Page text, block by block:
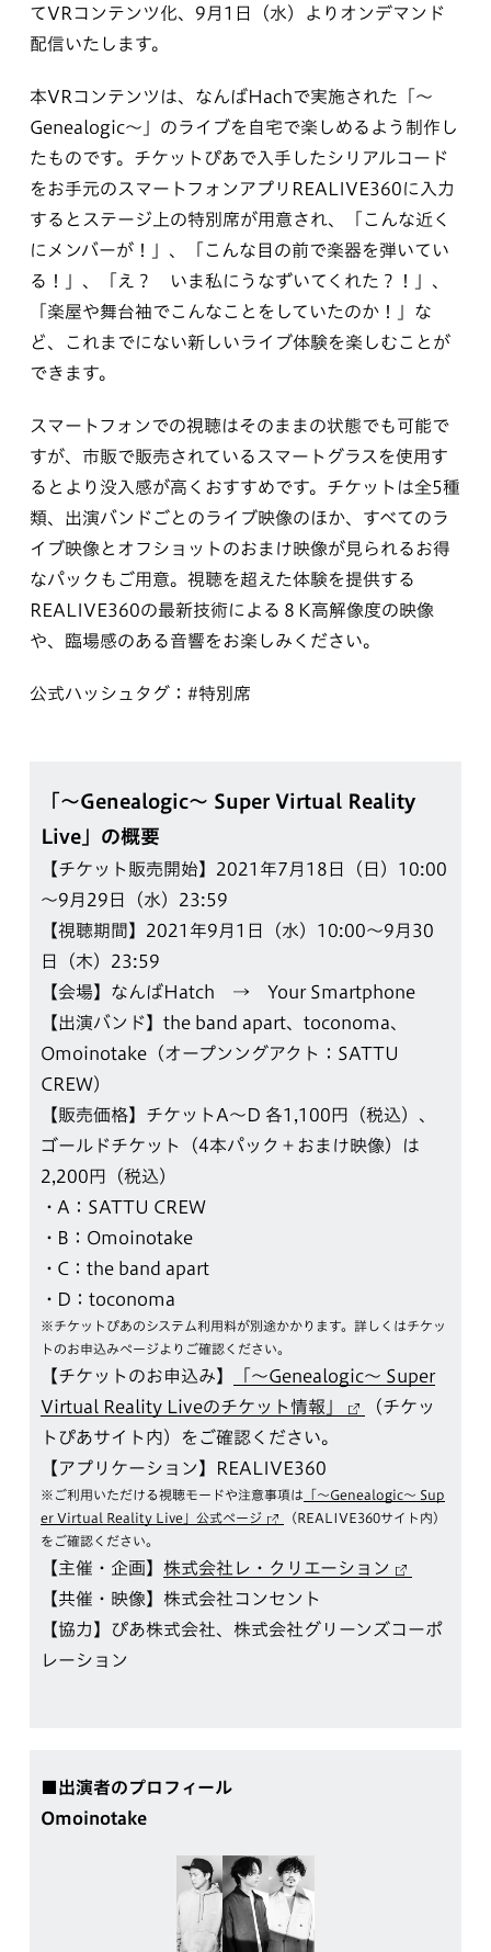
てVRコンテンツ化、9月1日（水）よりオンデマンド
配信いたします。
本VRコンテンツは、なんばHachで実施された「～
Genealogic～」のライブを自宅で楽しめるよう制作し
たものです。チケットぴあで入手したシリアルコード
をお手元のスマートフォンアプリREALIVE360に入力
するとステージ上の特別席が用意され、「こんな近く
にメンバーが！」、「こんな目の前で楽器を弾いてい
る！」、「え？ いま私にうなずいてくれた？！」、
「楽屋や舞台袖でこんなことをしていたのか！」な
ど、これまでにない新しいライブ体験を楽しむことが
できます。
スマートフォンでの視聴はそのままの状態でも可能で
すが、市販で販売されているスマートグラスを使用す
るとより没入感が高くおすすめです。チケットは全5種
類、出演バンドごとのライブ映像のほか、すべてのラ
イブ映像とオフショットのおまけ映像が見られるお得
なパックもご用意。視聴を超えた体験を提供する
REALIVE360の最新技術による８K高解像度の映像
や、臨場感のある音響をお楽しみください。
公式ハッシュタグ：#特別席
「～Genealogic～ Super Virtual Reality
Live」の概要
【チケット販売開始】2021年7月18日（日）10:00
～9月29日（水）23:59
【視聴期間】2021年9月1日（水）10:00〜9月30
日（木）23:59
【会場】なんばHatch → Your Smartphone
【出演バンド】the band apart、toconoma、
Omoinotake（オープンングアクト：SATTU
CREW）
【販売価格】チケットA〜D 各1,100円（税込）、
ゴールドチケット（4本パック＋おまけ映像）は
2,200円（税込）
A：SATTU CREW
B：Omoinotake
C：the band apart
D：toconoma
※チケットぴあのシステム利用料が別途かかります。詳しくはチケッ
トのお申込みページよりご確認ください。
【チケットのお申込み】
「～Genealogic～ Super
Virtual Reality Liveのチケット情報」
（チケッ
トぴあサイト内）をご確認ください。
【アプリケーション】REALIVE360
※ご利用いただける視聴モードや注意事項は 「～Genealogic～ Sup
er Virtual Reality Live」公式ページ
（REALIVE360サイト内）
をご確認ください。
【主催・企画】 株式会社レ・クリエーション
【共催・映像】株式会社コンセント
【協力】ぴあ株式会社、株式会社グリーンズコーポ
レーション
■出演者のプロフィール
Omoinotake